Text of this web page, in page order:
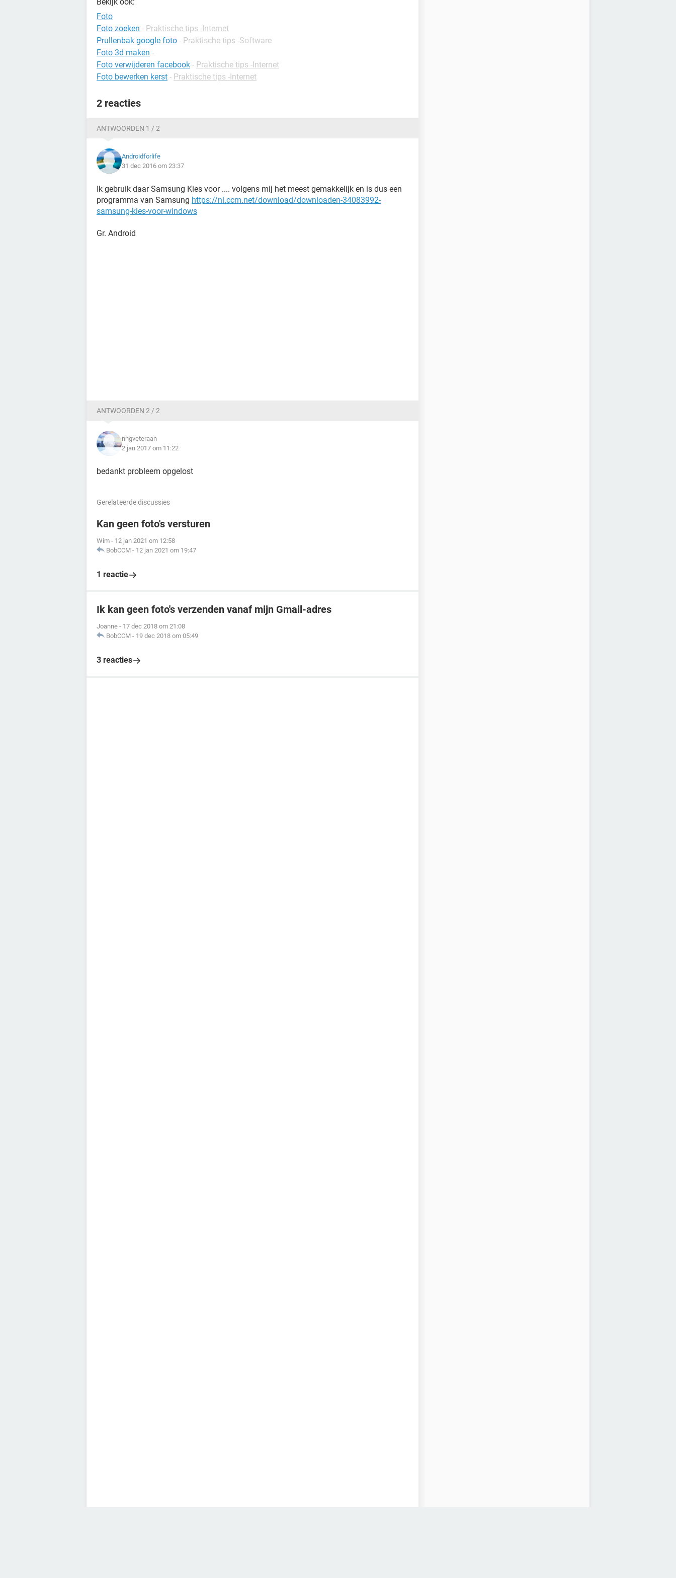
Foto
Foto zoeken - Praktische tips -Internet
Prullenbak google foto - Praktische tips -Software
Foto 3d maken -
Foto verwijderen facebook - Praktische tips -Internet
Foto bewerken kerst - Praktische tips -Internet
2 reacties
ANTWOORDEN 1 / 2
Androidforlife
31 dec 2016 om 23:37
Ik gebruik daar Samsung Kies voor .... volgens mij het meest gemakkelijk en is dus een
programma van Samsung https://nl.ccm.net/download/downloaden-34083992-
samsung-kies-voor-windows
Gr. Android
ANTWOORDEN 2 / 2
nngveteraan
2 jan 2017 om 11:22
bedankt probleem opgelost
Gerelateerde discussies
Kan geen foto's versturen
Wim - 12 jan 2021 om 12:58
BobCCM - 12 jan 2021 om 19:47
1 reactie
Ik kan geen foto's verzenden vanaf mijn Gmail-adres
Joanne - 17 dec 2018 om 21:08
BobCCM - 19 dec 2018 om 05:49
3 reacties